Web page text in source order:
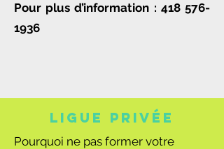
Pour plus d’information : 418 576-
1936
LIGUE PRIVÉE
Pourquoi ne pas former votre